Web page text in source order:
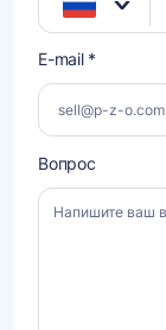
E-mail *
Вопрос